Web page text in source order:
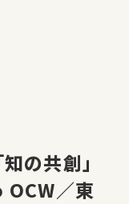
知の共創」
／東